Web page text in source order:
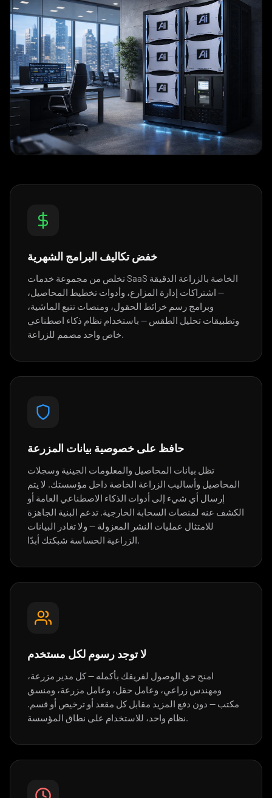
خفض تكاليف البرامج الشهرية
تخلص من مجموعة خدمات SaaS الخاصة بالزراعة الدقيقة
— اشتراكات إدارة المزارع، وأدوات تخطيط المحاصيل،
وبرامج رسم خرائط الحقول، ومنصات تتبع الماشية،
وتطبيقات تحليل الطقس — باستخدام نظام ذكاء اصطناعي
خاص واحد مصمم للزراعة.
حافظ على خصوصية بيانات المزرعة
تظل بيانات المحاصيل والمعلومات الجينية وسجلات
المحاصيل وأساليب الزراعة الخاصة داخل مؤسستك. لا يتم
إرسال أي شيء إلى أدوات الذكاء الاصطناعي العامة أو
الكشف عنه لمنصات السحابة الخارجية. تدعم البنية الجاهزة
للامتثال عمليات النشر المعزولة — ولا تغادر البيانات
الزراعية الحساسة شبكتك أبدًا.
لا توجد رسوم لكل مستخدم
امنح حق الوصول لفريقك بأكمله — كل مدير مزرعة،
ومهندس زراعي، وعامل حقل، وعامل مزرعة، ومنسق
مكتب — دون دفع المزيد مقابل كل مقعد أو ترخيص أو قسم.
نظام واحد، للاستخدام على نطاق المؤسسة.